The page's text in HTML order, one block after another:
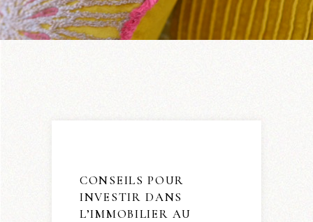
CONSEILS POUR
INVESTIR DANS
L’IMMOBILIER AU